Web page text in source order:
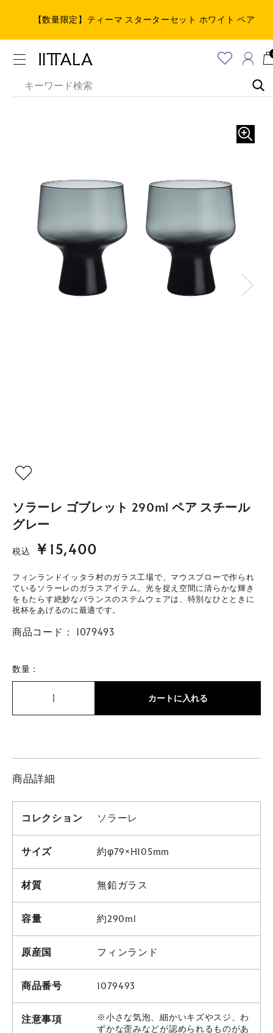
【数量限定】ティーマ スターターセット ホワイト ペア
ソラーレ ゴブレット 290ml ペア スチール
グレー
税込 ￥15,400
フィンランドイッタラ村のガラス工場で、マウスブローで作られ
ているソラーレのガラスアイテム。光を捉え空間に清らかな輝き
をもたらす絶妙なバランスのステムウェアは、特別なひとときに
祝杯をあげるのに最適です。
商品コード： 1079493
数量：
カートに入れる
商品詳細
コレクション ソラーレ
サイズ 約φ79×H105mm
材質 無鉛ガラス
容量 約290ml
原産国 フィンランド
商品番号 1079493
注意事項
※小さな気泡、細かいキズやスジ、わ
ずかな歪みなどが認められるものがあ